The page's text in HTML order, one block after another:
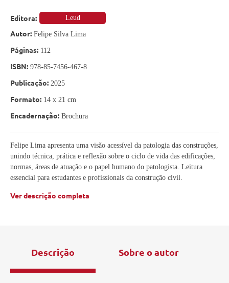
Editora: Leud
Autor: Felipe Silva Lima
Páginas: 112
ISBN: 978-85-7456-467-8
Publicação: 2025
Formato: 14 x 21 cm
Encadernação: Brochura
Felipe Lima apresenta uma visão acessível da patologia das construções,
unindo técnica, prática e reflexão sobre o ciclo de vida das edificações,
normas, áreas de atuação e o papel humano do patologista. Leitura
essencial para estudantes e profissionais da construção civil.
Ver descrição completa
Descrição Sobre o autor